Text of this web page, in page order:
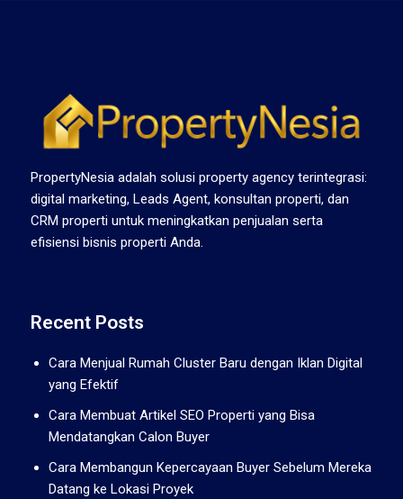
PropertyNesia adalah solusi property agency terintegrasi:
digital marketing, Leads Agent, konsultan properti, dan
CRM properti untuk meningkatkan penjualan serta
efisiensi bisnis properti Anda.
Recent Posts
Cara Menjual Rumah Cluster Baru dengan Iklan Digital
yang Efektif
Cara Membuat Artikel SEO Properti yang Bisa
Mendatangkan Calon Buyer
Cara Membangun Kepercayaan Buyer Sebelum Mereka
Datang ke Lokasi Proyek